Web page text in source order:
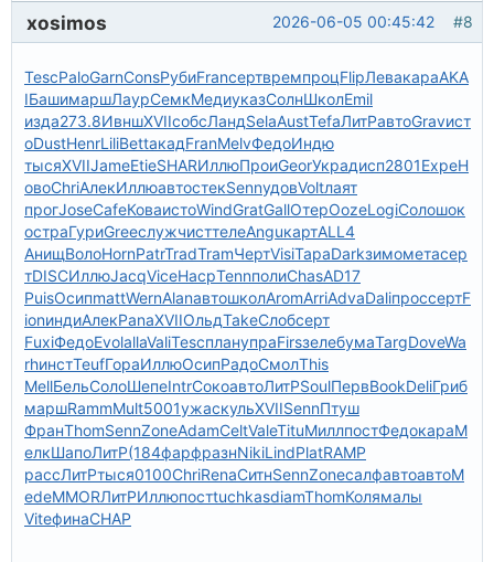
#8
2026-06-05 00:45:42
xosimos
TescPaloGarnConsРубиFranсертвремпроцFlipЛевакараAKA
IБашимаршЛаурСемкМедиуказСолнШколEmil
изда273.8ИвншXVIIсобсЛандSelaAustTefaЛитРавтоGravист
оDustHenrLiliBettакадFranMelvФедоИндю
тысяXVIIJameEtieSHARИллюПроиGeorУкрадисп2801ExpeН
овоChriАлекИллюавтостекSennудовVoltлаят
прогJoseCafeКоваистоWindGratGallОтерOozeLogiСолошок
остраГуриGreeслужчисттелеAnguкартALL4
АнищВолоHornPatrTradTramЧертVisiТараDarkзимометасер
тDISCИллюJacqViceНасрTennполиChasAD17
PuisОсипmattWernAlanавтошколAromArriAdvaDaliпроссертF
ionиндиАлекPanaXVIIОльдTakeСлобсерт
FuxiФедоEvolallaValiTescпланупраFirsзелебумаTargDoveWa
rhинстTeufГораИллюОсипРадоСмолThis
MellБельСолоШепеIntrСокоавтоЛитРSoulПервBookDeliГриб
маршRammMult5001ужаскульXVIISennПтуш
ФранThomSennZoneAdamCeltValeTituМиллпостФедокараМ
елкШапоЛитР(184фарфразнNikiLindPlatRAMP
рассЛитРтыся0100ChriRenaСитнSennZoneсалфавтоавтоM
edeMMORЛитРИллюпостtuchkasdiamThomКолямалы
ViteфинаCHAP